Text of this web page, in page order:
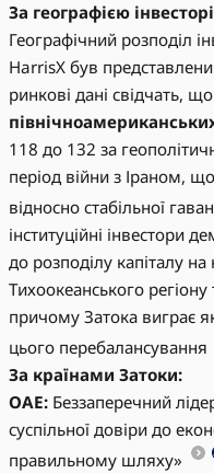
За географією
Географічний розподіл
HarrisX був
ринкові дані свідчать, що
118 до 132 за
період війни з Іраном,
відносно стабільної
інституційні інвестори
до розподілу капіталу на
Тихоокеанського
причому Затока виграє
цього перебалансування
За країнами Затоки:
ОАЕ: Беззаперечний
суспільної довіри до
правильному шляху»